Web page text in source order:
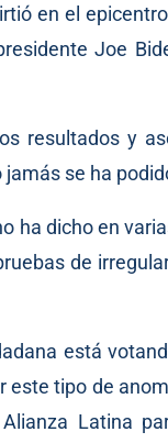
en el
Joe
resultados y
se ha
ha dicho en
de
está
este tipo de
Latina